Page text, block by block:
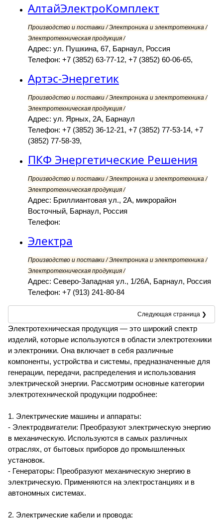
АлтайЭлектроКомплект
Производство и поставки / Электроника и электротехника /
Электротехническая продукция /
Адрес: ул. Пушкина, 67, Барнаул, Россия
Телефон: +7 (3852) 63-77-12, +7 (3852) 60-06-65,
Артэс-Энергетик
Производство и поставки / Электроника и электротехника /
Электротехническая продукция /
Адрес: ул. Ярных, 2А, Барнаул
Телефон: +7 (3852) 36-12-21, +7 (3852) 77-53-14, +7
(3852) 77-58-39,
ПКФ Энергетические Решения
Производство и поставки / Электроника и электротехника /
Электротехническая продукция /
Адрес: Бриллиантовая ул., 2А, микрорайон
Восточный, Барнаул, Россия
Телефон:
Электра
Производство и поставки / Электроника и электротехника /
Электротехническая продукция /
Адрес: Северо-Западная ул., 1/26А, Барнаул, Россия
Телефон: +7 (913) 241-80-84
Следующая страница ❯
Электротехническая продукция — это широкий спектр
изделий, которые используются в области электротехники
и электроники. Она включает в себя различные
компоненты, устройства и системы, предназначенные для
генерации, передачи, распределения и использования
электрической энергии. Рассмотрим основные категории
электротехнической продукции подробнее:
1. Электрические машины и аппараты:
- Электродвигатели: Преобразуют электрическую энергию
в механическую. Используются в самых различных
отраслях, от бытовых приборов до промышленных
установок.
- Генераторы: Преобразуют механическую энергию в
электрическую. Применяются на электростанциях и в
автономных системах.
2. Электрические кабели и провода: